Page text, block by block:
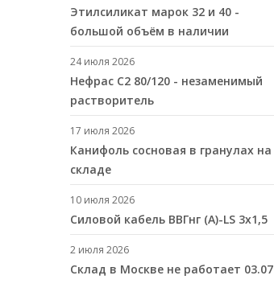
Этилсиликат марок 32 и 40 -
большой объём в наличии
24 июля 2026
Нефрас С2 80/120 - незаменимый
растворитель
17 июля 2026
Канифоль сосновая в гранулах на
складе
10 июля 2026
Cиловой кабель ВВГнг (A)-LS 3х1,5
2 июля 2026
Склад в Москве не работает 03.07